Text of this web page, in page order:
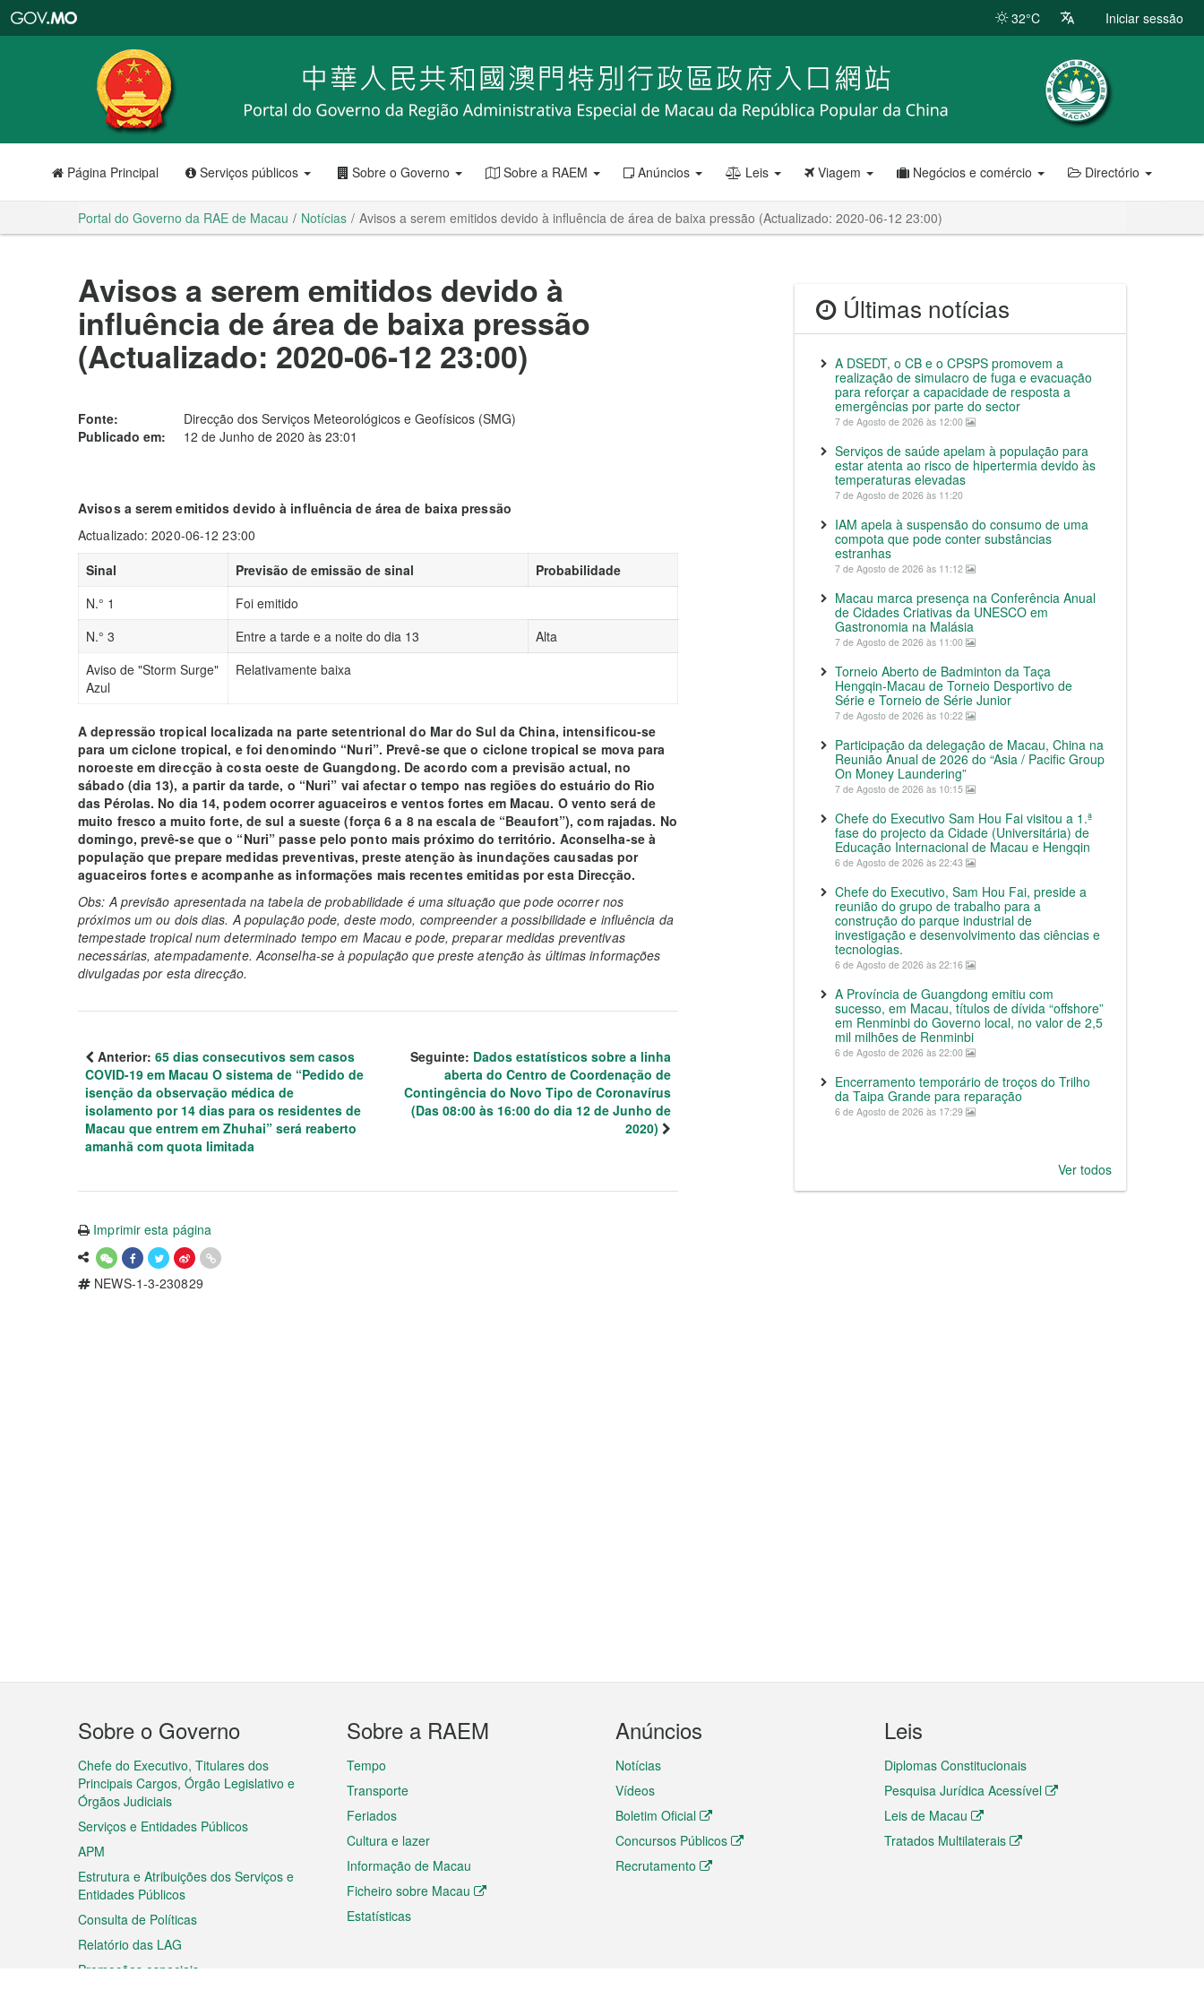
RAE
de
Macau
32°C Iniciar sessão
Página Principal Serviços públicos Sobre o Governo Sobre a RAEM Anúncios Leis Viagem Negócios e comércio Directório
Portal do Governo da RAE de Macau Notícias Avisos a serem emitidos devido à influência de área de baixa pressão (Actualizado: 2020-06-12 23:00)
Avisos a serem emitidos devido à
influência de área de baixa pressão
(Actualizado: 2020-06-12 23:00)
Fonte:
Direcção dos Serviços Meteorológicos e Geofísicos (SMG)
Publicado em:
12 de Junho de 2020 às 23:01
Avisos a serem emitidos devido à influência de área de baixa pressão
Actualizado: 2020-06-12 23:00
Sinal
Previsão de emissão de sinal
Probabilidade
N.° 1
Foi emitido
N.° 3
Entre a tarde e a noite do dia 13
Alta
Aviso de "Storm Surge"
Azul
Relativamente baixa
A depressão tropical localizada na parte setentrional do Mar do Sul da China, intensificou-se
para um ciclone tropical, e foi denomindo “Nuri”. Prevê-se que o ciclone tropical se mova para
noroeste em direcção à costa oeste de Guangdong. De acordo com a previsão actual, no
sábado (dia 13), a partir da tarde, o “Nuri” vai afectar o tempo nas regiões do estuário do Rio
das Pérolas. No dia 14, podem ocorrer aguaceiros e ventos fortes em Macau. O vento será de
muito fresco a muito forte, de sul a sueste (força 6 a 8 na escala de “Beaufort”), com rajadas. No
domingo, prevê-se que o “Nuri” passe pelo ponto mais próximo do território. Aconselha-se à
população que prepare medidas preventivas, preste atenção às inundações causadas por
aguaceiros fortes e acompanhe as informações mais recentes emitidas por esta Direcção.
Obs: A previsão apresentada na tabela de probabilidade é uma situação que pode ocorrer nos
próximos um ou dois dias. A população pode, deste modo, compreender a possibilidade e influência da
tempestade tropical num determinado tempo em Macau e pode, preparar medidas preventivas
necessárias, atempadamente. Aconselha-se à população que preste atenção às últimas informações
divulgadas por esta direcção.
Anterior: 65 dias consecutivos sem casos
COVID-19 em Macau O sistema de “Pedido de
isenção da observação médica de
isolamento por 14 dias para os residentes de
Macau que entrem em Zhuhai” será reaberto
amanhã com quota limitada
Seguinte: Dados estatísticos sobre a linha
aberta do Centro de Coordenação de
Contingência do Novo Tipo de Coronavírus
(Das 08:00 às 16:00 do dia 12 de Junho de
2020)
Imprimir esta página
NEWS-1-3-230829
Últimas notícias
A DSEDT, o CB e o CPSPS promovem a
realização de simulacro de fuga e evacuação
para reforçar a capacidade de resposta a
emergências por parte do sector
7 de Agosto de 2026 às 12:00
Serviços de saúde apelam à população para
estar atenta ao risco de hipertermia devido às
temperaturas elevadas
7 de Agosto de 2026 às 11:20
IAM apela à suspensão do consumo de uma
compota que pode conter substâncias
estranhas
7 de Agosto de 2026 às 11:12
Macau marca presença na Conferência Anual
de Cidades Criativas da UNESCO em
Gastronomia na Malásia
7 de Agosto de 2026 às 11:00
Torneio Aberto de Badminton da Taça
Hengqin-Macau de Torneio Desportivo de
Série e Torneio de Série Junior
7 de Agosto de 2026 às 10:22
Participação da delegação de Macau, China na
Reunião Anual de 2026 do “Asia / Pacific Group
On Money Laundering”
7 de Agosto de 2026 às 10:15
Chefe do Executivo Sam Hou Fai visitou a 1.ª
fase do projecto da Cidade (Universitária) de
Educação Internacional de Macau e Hengqin
6 de Agosto de 2026 às 22:43
Chefe do Executivo, Sam Hou Fai, preside a
reunião do grupo de trabalho para a
construção do parque industrial de
investigação e desenvolvimento das ciências e
tecnologias.
6 de Agosto de 2026 às 22:16
A Província de Guangdong emitiu com
sucesso, em Macau, títulos de dívida “offshore”
em Renminbi do Governo local, no valor de 2,5
mil milhões de Renminbi
6 de Agosto de 2026 às 22:00
Encerramento temporário de troços do Trilho
da Taipa Grande para reparação
6 de Agosto de 2026 às 17:29
Ver todos
Menu
do
rodapé
Sobre o Governo
Chefe do Executivo, Titulares dos
Principais Cargos, Órgão Legislativo e
Órgãos Judiciais
Serviços e Entidades Públicos
APM
Estrutura e Atribuições dos Serviços e
Entidades Públicos
Consulta de Políticas
Relatório das LAG
Promoções especiais
Sobre a RAEM
Tempo
Transporte
Feriados
Cultura e lazer
Informação de Macau
Ficheiro sobre Macau
Estatísticas
Anúncios
Notícias
Vídeos
Boletim Oficial
Concursos Públicos
Recrutamento
Leis
Diplomas Constitucionais
Pesquisa Jurídica Acessível
Leis de Macau
Tratados Multilaterais